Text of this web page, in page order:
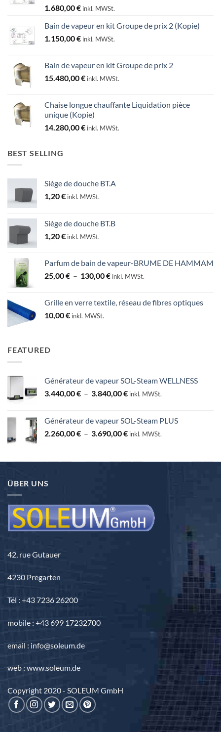
1.680,00€ inkl. MWSt.
Bain de vapeur en kit Groupe de prix 2 (Kopie)
1.150,00€ inkl. MWSt.
Bain de vapeur en kit Groupe de prix 2
15.480,00€ inkl. MWSt.
Chaise longue chauffante Liquidation pièce
unique (Kopie)
14.280,00€ inkl. MWSt.
BEST SELLING
Siège de douche BT.A
1,20€ inkl. MWSt.
Siège de douche BT.B
1,20€ inkl. MWSt.
Parfum de bain de vapeur-BRUME DE HAMMAM
25,00€ – 130,00€Plage
25,00 €
inkl. MWSt.
Grille en verre textile, réseau de fibres optiques
10,00€ inkl. MWSt.
FEATURED
Générateur de vapeur SOL-Steam WELLNESS
3.440,00€ – 3.840,00€Plage
3.440,00 €
à
inkl. MWSt.
Générateur de vapeur SOL-Steam PLUS
2.260,00€ – 3.690,00€Plage
2.260,00 €
inkl. MWSt.
ÜBER UNS
42, rue Gutauer
4230 Pregarten
Tél : +43 7236 26200
mobile : +43 699 17232700
email : info@soleum.de
web : www.soleum.de
Copyright 2020 - SOLEUM GmbH